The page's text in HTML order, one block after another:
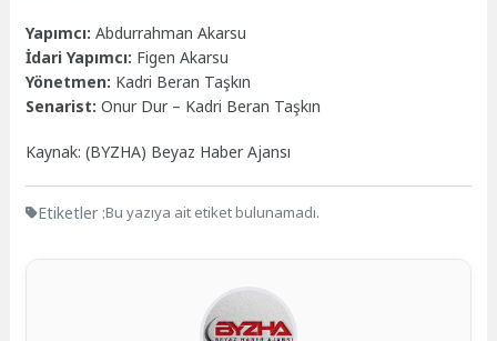
Yapımcı: Abdurrahman Akarsu
İdari Yapımcı: Figen Akarsu
Yönetmen: Kadri Beran Taşkın
Senarist: Onur Dur – Kadri Beran Taşkın
Kaynak: (BYZHA) Beyaz Haber Ajansı
Etiketler :Bu yazıya ait etiket bulunamadı.